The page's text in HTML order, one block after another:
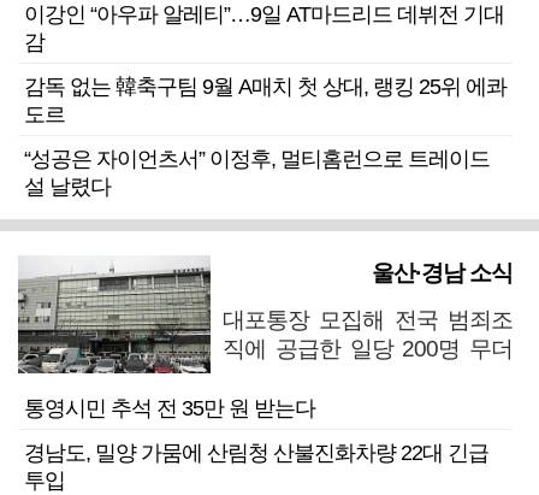
이강인 “아우파 알레티”…9일 AT마드리드 데뷔전 기대
감
감독 없는 韓축구팀 9월 A매치 첫 상대, 랭킹 25위 에콰
도르
“성공은 자이언츠서” 이정후, 멀티홈런으로 트레이드
설 날렸다
울산·경남 소식
대포통장 모집해 전국 범죄조
직에 공급한 일당 200명 무더
통영시민 추석 전 35만 원 받는다
경남도, 밀양 가뭄에 산림청 산불진화차량 22대 긴급
투입